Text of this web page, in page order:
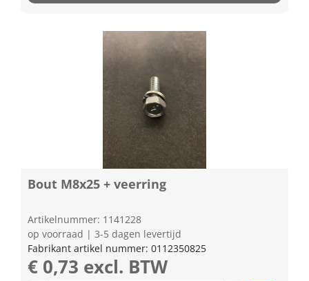
Bout M8x25 + veerring
Artikelnummer: 1141228
op voorraad | 3-5 dagen levertijd
Fabrikant artikel nummer: 0112350825
€ 0,73 excl. BTW